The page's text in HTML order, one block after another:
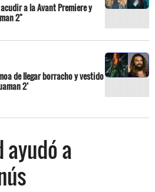
a la Avant Premiere y
2"
de llegar borracho y vestido
2’
ayudó a